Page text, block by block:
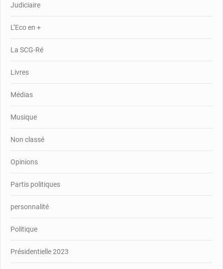
Judiciaire
L’Eco en +
La SCG-Ré
Livres
Médias
Musique
Non classé
Opinions
Partis politiques
personnalité
Politique
Présidentielle 2023